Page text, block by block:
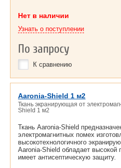
Нет в наличии
Узнать о поступлении
По запросу
К сравнению
Aaronia-Shield 1 м2
Ткань экранирующая от
Shield 1 м2
Ткань Aaronia-Shield
электромагнитных помех
высокотехнологичного
Aaronia-Shield обладает
имеет антисептическую защиту.